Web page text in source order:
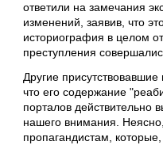
ответили на замечания
изменений, заявив, что
историография в целом
преступления
Другие
что его содержание
порталов действительно
нашего внимания.
пропагандистам,